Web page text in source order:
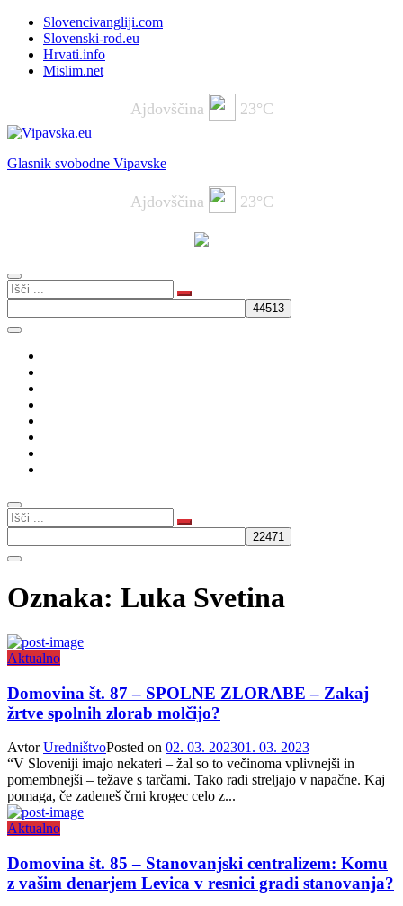
Slovencivangliji.com
Slovenski-rod.eu
Hrvati.info
Mislim.net
Ajdovščina 23°C
Glasnik svobodne Vipavske
Ajdovščina 23°C
Oznaka: Luka Svetina
Aktualno
Domovina št. 87 – SPOLNE ZLORABE – Zakaj
žrtve spolnih zlorab molčijo?
AvtorUredništvoPosted on 02. 03. 202301. 03. 2023
“V Sloveniji imajo nekateri – žal so to večinoma vplivnejši in
pomembnejši – težave s tarčami. Tako radi streljajo v napačne. Kaj
pomaga, če zadeneš črni krogec celo z...
Aktualno
Domovina št. 85 – Stanovanjski centralizem: Komu
z vašim denarjem Levica v resnici gradi stanovanja?